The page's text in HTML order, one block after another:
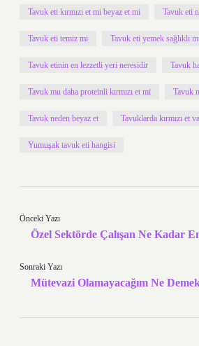
Tavuk eti kırmızı et mi beyaz et mi Tavuk eti
Tavuk eti temiz mi Tavuk eti yemek sağlıklı
Tavuk etinin en lezzetli yeri neresidir Tavuk
Tavuk mu daha proteinli kırmızı et mi Tavuk
Tavuk neden beyaz et Tavuklarda kırmızı et
Yumuşak tavuk eti hangisi
Önceki Yazı
Özel Sektörde Çalışan Ne Kadar
Sonraki Yazı
Mütevazi Olamayacağım Ne